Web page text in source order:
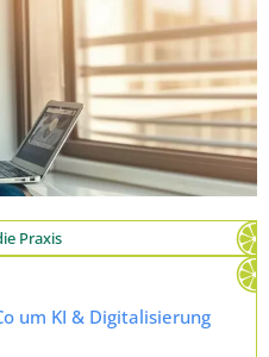
Praxis
um KI & Digitalisierung